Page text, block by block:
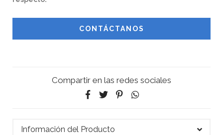
CONTÁCTANOS
Compartir en las redes sociales
Información del Producto